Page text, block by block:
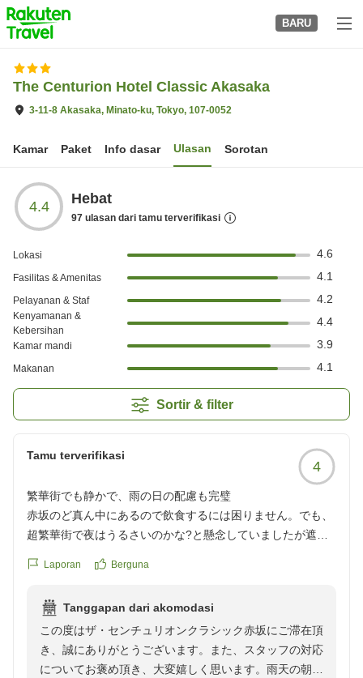
to
top
page
BARU
The Centurion Hotel Classic Akasaka
3-11-8 Akasaka, Minato-ku, Tokyo, 107-0052
Kamar Paket Info dasar Ulasan Sorotan
4.4 Hebat
97 ulasan dari tamu terverifikasi
Lokasi 4.6
Fasilitas & Amenitas 4.1
Pelayanan & Staf 4.2
Kenyamanan &
Kebersihan
4.4
Kamar mandi 3.9
Makanan 4.1
Sortir & filter
Tamu terverifikasi
4
繁華街でも静かで、雨の日の配慮も完璧
赤坂のど真ん中にあるので飲食するには困りません。でも、
超繁華街で夜はうるさいのかな?と懸念していましたが遮光
ャリ-等に掛ける70リットルのゴミ袋も無料でくれて大変助
クチコミの詳細はこちらから
https://review.travel.rakuten.co.jp/hotel/voice/162902?
reviewId=33123478041368
Laporan Berguna
Tanggapan dari akomodasi
この度はザ・センチュリオンクラシック赤坂にご滞在頂
き、誠にありがとうございます。また、スタッフの対応
についてお褒め頂き、大変嬉しく思います。雨天の朝、